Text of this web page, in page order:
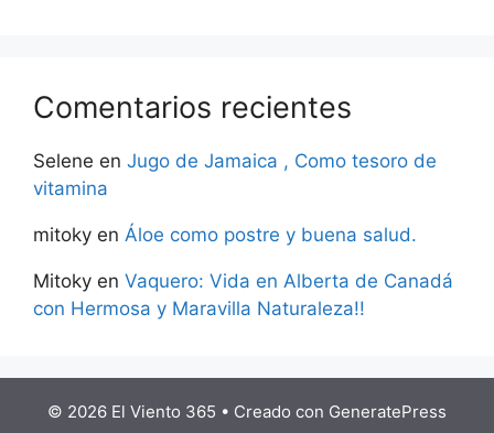
Comentarios recientes
Selene en Jugo de Jamaica , Como tesoro de
vitamina
mitoky en Áloe como postre y buena salud.
Mitoky en Vaquero: Vida en Alberta de Canadá
con Hermosa y Maravilla Naturaleza!!
© 2026 El Viento 365 • Creado con GeneratePress